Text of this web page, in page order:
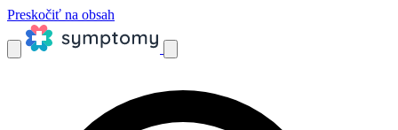
Preskočiť na obsah